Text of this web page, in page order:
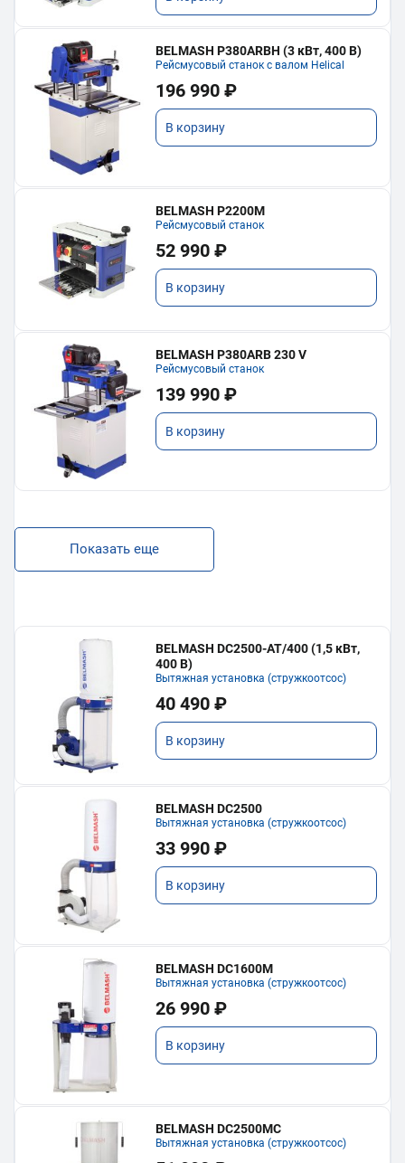
BELMASH P380ARBH (3 кВт, 400 В)
Рейсмусовый станок с валом Helical
196 990 ₽
В корзину
BELMASH P2200M
Рейсмусовый станок
52 990 ₽
В корзину
BELMASH P380ARB 230 V
Рейсмусовый станок
139 990 ₽
В корзину
Показать еще
BELMASH DC2500-AT/400 (1,5 кВт,
400 В)
Вытяжная установка (стружкоотсос)
40 490 ₽
В корзину
BELMASH DC2500
Вытяжная установка (стружкоотсос)
33 990 ₽
В корзину
BELMASH DC1600M
Вытяжная установка (стружкоотсос)
26 990 ₽
В корзину
BELMASH DC2500MC
Вытяжная установка (стружкоотсос)